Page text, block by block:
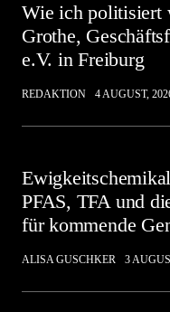
Wie ich politisiert
Grothe,
e.V. in Freiburg
REDAKTION 4 AUGUST,
PFAS, TFA und
für kommende
ALISA GUSCHKER 3